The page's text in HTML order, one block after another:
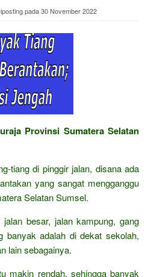
pada30 November 2022
Provinsi Sumatera Selatan
tiang di pinggir jalan, disana ada
yang sangat mengganggu
Selatan Sumsel.
besar, jalan kampung, gang
banyak adalah di dekat sekolah,
lain sebagainya.
makin rendah, sehingga banyak